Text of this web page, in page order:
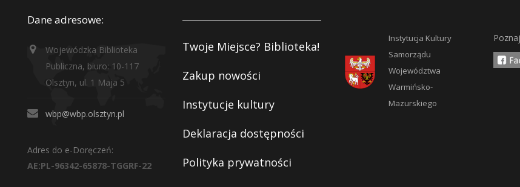
Dane adresowe:
Wojewódzka Biblioteka
Publiczna, biuro: 10-117
Olsztyn, ul. 1 Maja 5
wbp@wbp.olsztyn.pl
Adres do e-Doręczeń:
AE:PL-96342-65878-TGGRF-22
Twoje Miejsce? Biblioteka!
Zakup nowości
Instytucje kultury
Deklaracja dostępności
Polityka prywatności
Instytucja Kultury
Samorządu
Województwa
Warmińsko-
Mazurskiego